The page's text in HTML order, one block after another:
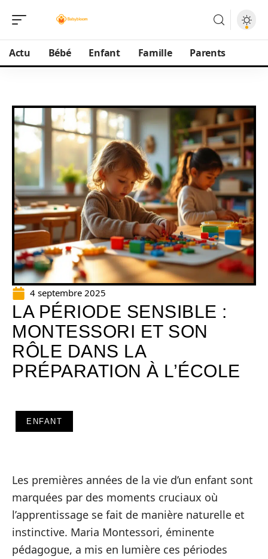
Actu Bébé Enfant Famille Parents
4 septembre 2025
LA PÉRIODE SENSIBLE :
MONTESSORI ET SON
RÔLE DANS LA
PRÉPARATION À L’ÉCOLE
ENFANT
Les premières années de la vie d’un enfant sont
marquées par des moments cruciaux où
l’apprentissage se fait de manière naturelle et
instinctive. Maria Montessori, éminente
pédagogue, a mis en lumière ces périodes